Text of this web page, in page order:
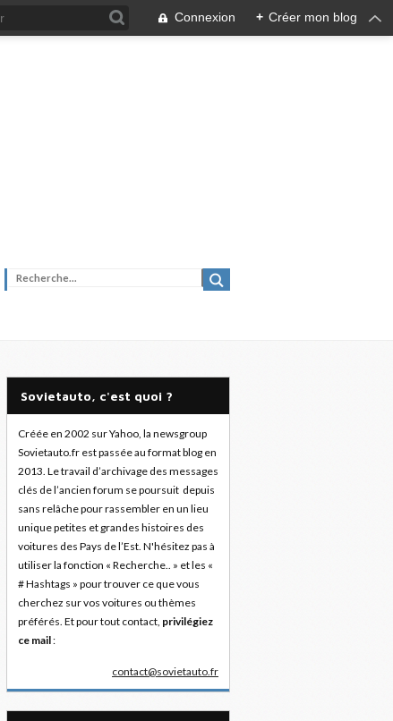
Connexion + Créer mon blog
Sovietauto, c'est quoi ?
Créée en 2002 sur Yahoo, la newsgroup
Sovietauto.fr est passée au format blog en
2013. Le travail d’archivage des messages
clés de l’ancien forum se poursuit depuis
sans relâche pour rassembler en un lieu
unique petites et grandes histoires des
voitures des Pays de l’Est. N'hésitez pas à
utiliser la fonction « Recherche.. » et les «
# Hashtags » pour trouver ce que vous
cherchez sur vos voitures ou thèmes
préférés. Et pour tout contact, privilégiez
ce mail:
contact@sovietauto.fr